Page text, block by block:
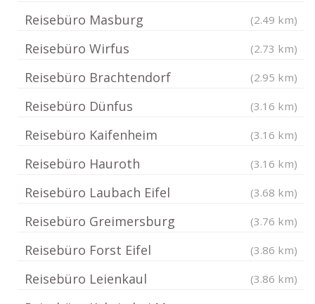
Reisebüro Masburg (2.49 km)
Reisebüro Wirfus (2.73 km)
Reisebüro Brachtendorf (2.95 km)
Reisebüro Dünfus (3.16 km)
Reisebüro Kaifenheim (3.16 km)
Reisebüro Hauroth (3.16 km)
Reisebüro Laubach Eifel (3.68 km)
Reisebüro Greimersburg (3.76 km)
Reisebüro Forst Eifel (3.86 km)
Reisebüro Leienkaul (3.86 km)